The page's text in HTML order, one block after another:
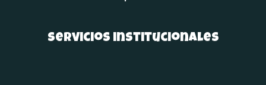
servicios institucionales